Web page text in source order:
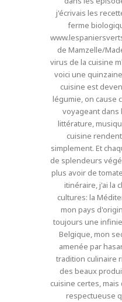
j'écrivais les
ferme
de Mamzelle/
virus de la cuisine
voici une
cuisine est
légumie, on cause
voyageant dans
littérature,
cuisine
simplement. Et
de splendeurs
plus avoir de
itinéraire, j'ai la
cultures: la
mon pays
toujours une
Belgique, mon
amenée par
tradition culinaire
des beaux
cuisine certes,
respectueuse